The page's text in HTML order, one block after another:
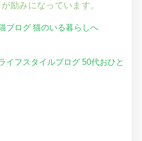
励みになっています。